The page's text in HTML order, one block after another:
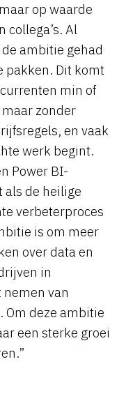
op waarde
collega’s. Al
ambitie gehad
pakken. Dit komt
min of
zonder
en vaak
werk begint.
Power BI-
als de heilige
verbeterproces
is om meer
over data en
in
van
Om deze ambitie
een sterke groei